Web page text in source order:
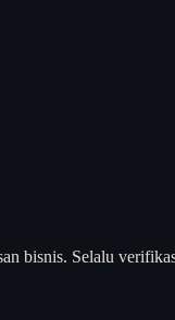
bisnis. Selalu